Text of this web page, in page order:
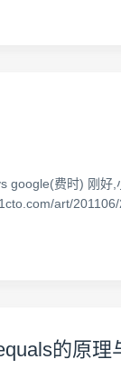
google(费时) 刚
art/
的原理